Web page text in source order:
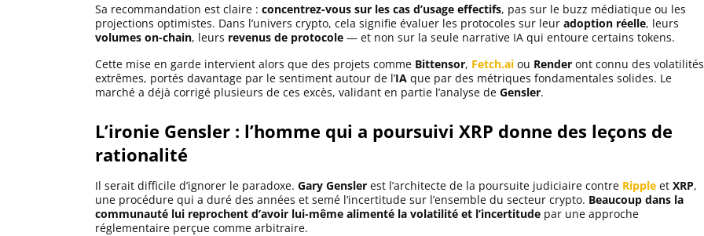
Sa recommandation est claire : concentrez-vous sur les cas d’usage effectifs, pas sur le buzz médiatique ou les
projections optimistes. Dans l’univers crypto, cela signifie évaluer les protocoles sur leur adoption réelle, leurs
volumes on-chain, leurs revenus de protocole — et non sur la seule narrative IA qui entoure certains tokens.
Cette mise en garde intervient alors que des projets comme Bittensor, Fetch.ai ou Render ont connu des volatilités
extrêmes, portés davantage par le sentiment autour de l’IA que par des métriques fondamentales solides. Le
marché a déjà corrigé plusieurs de ces excès, validant en partie l’analyse de Gensler.
L’ironie Gensler : l’homme qui a poursuivi XRP donne des leçons de
rationalité
Il serait difficile d’ignorer le paradoxe. Gary Gensler est l’architecte de la poursuite judiciaire contre Ripple et XRP,
une procédure qui a duré des années et semé l’incertitude sur l’ensemble du secteur crypto. Beaucoup dans la
communauté lui reprochent d’avoir lui-même alimenté la volatilité et l’incertitude par une approche
réglementaire perçue comme arbitraire.